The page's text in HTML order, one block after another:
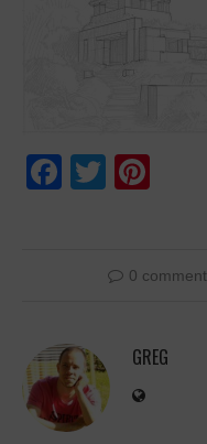
Facebook
Twitter
0 comment
GREG